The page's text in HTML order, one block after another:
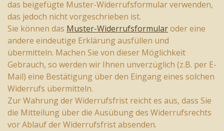
das beigefügte Muster-Widerrufsformular verwenden,
das jedoch nicht vorgeschrieben ist.
Sie können das Muster-Widerrufsformularoder eine
andere eindeutige Erklärung ausfüllen und
übermitteln. Machen Sie von dieser Möglichkeit
Gebrauch, so werden wir Ihnen unverzüglich (z.B. per E-
Mail) eine Bestätigung über den Eingang eines solchen
Widerrufs übermitteln.
Zur Wahrung der Widerrufsfrist reicht es aus, dass Sie
die Mitteilung über die Ausübung des Widerrufsrechts
vor Ablauf der Widerrufsfrist absenden.